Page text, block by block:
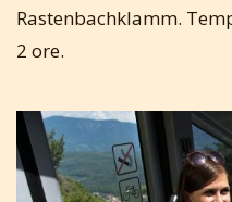
Rastenbachklamm.
2 ore.